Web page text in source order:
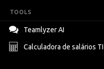
TOOLS
Teamlyzer AI
Calculadora de salários TI